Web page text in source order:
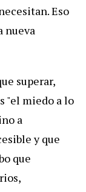
Eso
nueva
superar,
"el miedo a lo
a
y que
que